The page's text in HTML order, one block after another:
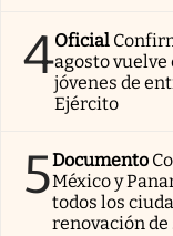
4Oficial
agosto
jóvenes de
Ejército
5Documento
México y
todos los
renovación